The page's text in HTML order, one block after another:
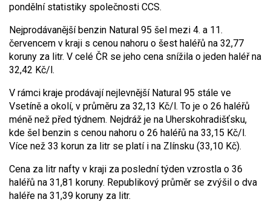
pondělní statistiky společnosti CCS.
Nejprodávanější benzin Natural 95 šel mezi 4. a 11.
červencem v kraji s cenou nahoru o šest haléřů na 32,77
koruny za litr. V celé ČR se jeho cena snížila o jeden haléř na
32,42 Kč/l.
V rámci kraje prodávají nejlevnější Natural 95 stále ve
Vsetíně a okolí, v průměru za 32,13 Kč/l. To je o 26 haléřů
méně než před týdnem. Nejdráž je na Uherskohradišťsku,
kde šel benzin s cenou nahoru o 26 haléřů na 33,15 Kč/l.
Více než 33 korun za litr se platí i na Zlínsku (33,10 Kč).
Cena za litr nafty v kraji za poslední týden vzrostla o 36
haléřů na 31,81 koruny. Republikový průměr se zvýšil o dva
haléře na 31,39 koruny za litr.